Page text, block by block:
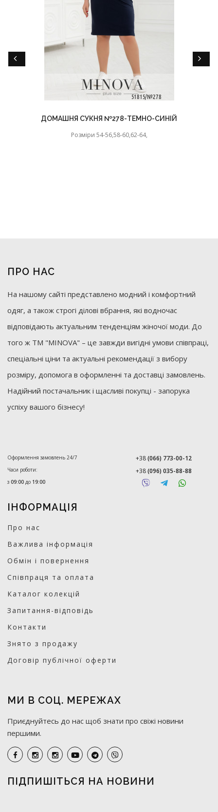
ДОМАШНЯ СУКНЯ №278-ТЕМНО-СИНІЙ
Розміри 54-56,58-60,62-64,
ПРО НАС
На нашому сайті представлено модний і комфортний
одяг, а також строгі ділові вбрання, які водночас
відповідають актуальним тенденціям жіночої моди. До
того ж ТМ "MINOVA" – це завжди вигідні умови співпраці,
спеціальні ціни та актуальні рекомендації з вибору
розміру, допомога в оформленні та доставці замовлень.
Надійний постачальник і щасливі покупці - запорука
успіху вашого бізнесу!
Оформлення замовлень 24/7
Часи роботи:
з 09:00 до 19:00
+38(066) 773-00-12
+38(096) 035-88-88
ІНФОРМАЦІЯ
Про нас
Важлива інформація
Обмін і повернення
Співпраця та оплата
Каталог колекцій
Запитання-відповідь
Контакти
Знято з продажу
Договір публічної оферти
МИ В СОЦ. МЕРЕЖАХ
Приєднуйтесь до нас щоб знати про свіжі новини
першими.
ПІДПИШІТЬСЯ НА НОВИНИ